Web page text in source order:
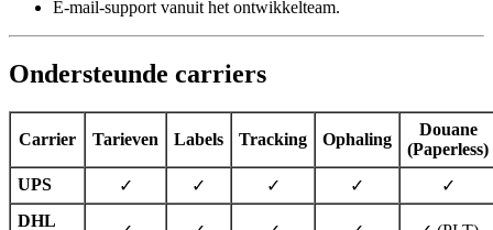
E-mail-support vanuit het ontwikkelteam.
Ondersteunde carriers
Carrier Tarieven Labels Tracking Ophaling
Douane
(Paperless)
UPS
✓ ✓ ✓ ✓
✓
DHL